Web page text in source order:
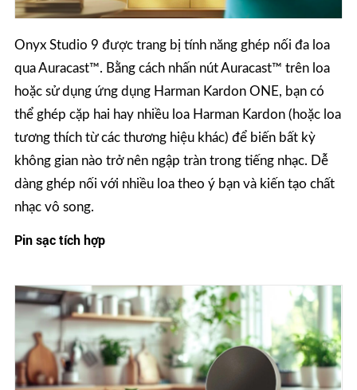
Onyx Studio 9 được trang bị tính năng ghép nối đa loa
qua Auracast™. Bằng cách nhấn nút Auracast™ trên loa
hoặc sử dụng ứng dụng Harman Kardon ONE, bạn có
thể ghép cặp hai hay nhiều loa Harman Kardon (hoặc loa
tương thích từ các thương hiệu khác) để biến bất kỳ
không gian nào trở nên ngập tràn trong tiếng nhạc. Dễ
dàng ghép nối với nhiều loa theo ý bạn và kiến tạo chất
nhạc vô song.
Pin sạc tích hợp